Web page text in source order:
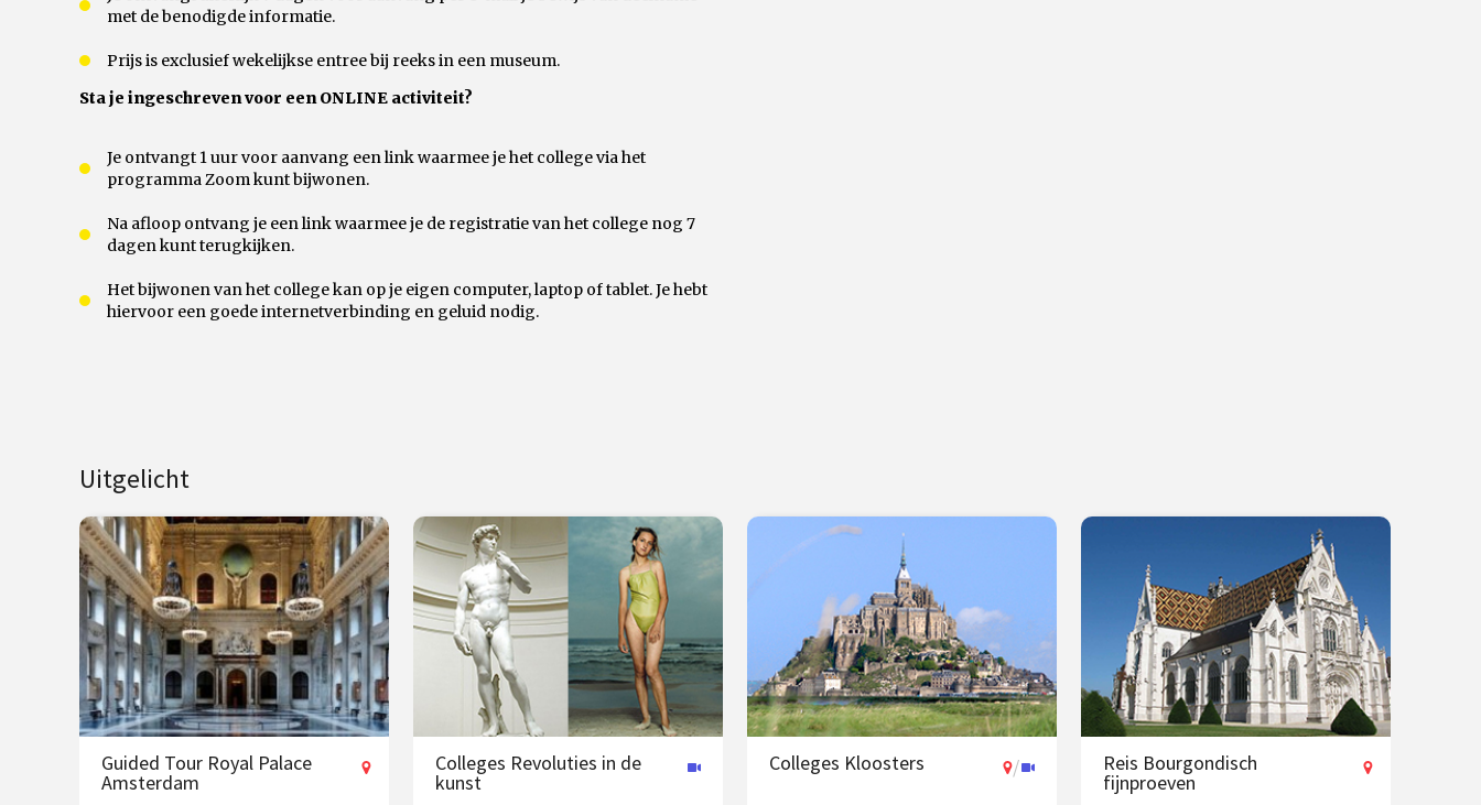
met de benodigde informatie.
Prijs is exclusief wekelijkse entree bij reeks in een museum.
Sta je ingeschreven voor een ONLINE activiteit?
Je ontvangt 1 uur voor aanvang een link waarmee je het college via het
programma Zoom kunt bijwonen.
Na afloop ontvang je een link waarmee je de registratie van het college nog 7
dagen kunt terugkijken.
Het bijwonen van het college kan op je eigen computer, laptop of tablet. Je hebt
hiervoor een goede internetverbinding en geluid nodig.
Uitgelicht
Guided Tour Royal Palace
Amsterdam
Colleges Revoluties in de
kunst
Colleges Kloosters / Reis Bourgondisch
fijnproeven